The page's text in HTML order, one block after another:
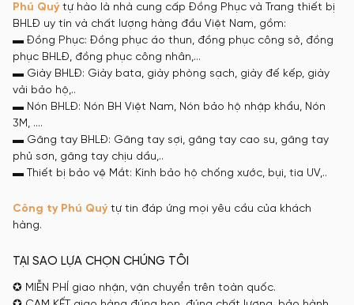
Phú Quý tự hào là nhà cung cấp Đồng Phục và Trang thiết bị
BHLĐ uy tín và chất lượng hàng đầu Việt Nam, gồm:
▬ Đồng Phục: Đồng phục áo thun, đồng phục công sở, đồng
phục BHLĐ, đồng phục công nhân,…
▬ Giày BHLĐ: Giày bata, giày phòng sạch, giày đế kếp, giày
vải bảo hộ,..
▬ Nón BHLĐ: Nón BH Việt Nam, Nón bảo hộ nhập khẩu, Nón
3M, ….
▬ Găng tay BHLĐ: Găng tay sợi, găng tay cao su, găng tay
phủ sơn, găng tay chịu dầu,..
▬ Thiết bị bảo vệ Mắt: Kính bảo hộ chống xước, bụi, tia UV,..
Công ty Phú Quý tự tin đáp ứng mọi yêu cầu của khách
hàng.
TẠI SAO LỰA CHỌN CHÚNG TÔI
✪ MIỄN PHÍ giao nhận, vận chuyển trên toàn quốc.